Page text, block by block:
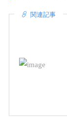
関連記事